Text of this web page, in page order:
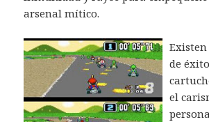
arsenal mítico.
de
el